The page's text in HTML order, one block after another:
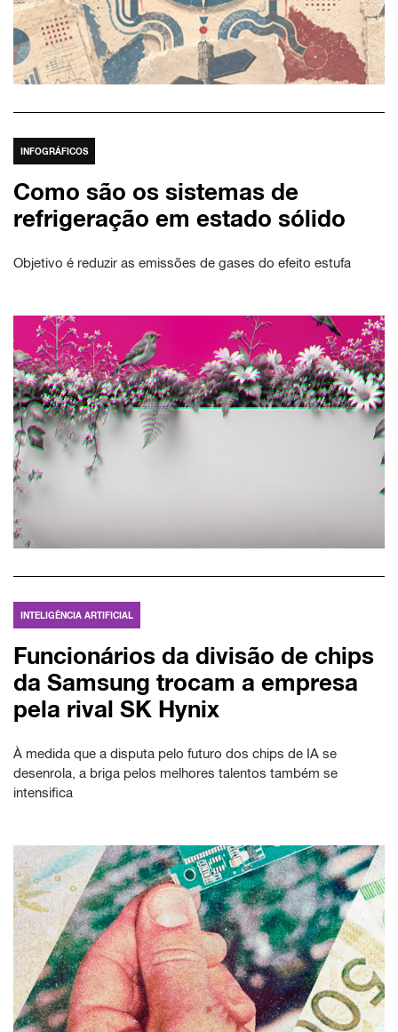
INFOGRÁFICOS
Como são os sistemas de
refrigeração em estado sólido
Objetivo é reduzir as emissões de gases do efeito estufa
INTELIGÊNCIA ARTIFICIAL
Funcionários da divisão de chips
da Samsung trocam a empresa
pela rival SK Hynix
À medida que a disputa pelo futuro dos chips de IA se
desenrola, a briga pelos melhores talentos também se
intensifica